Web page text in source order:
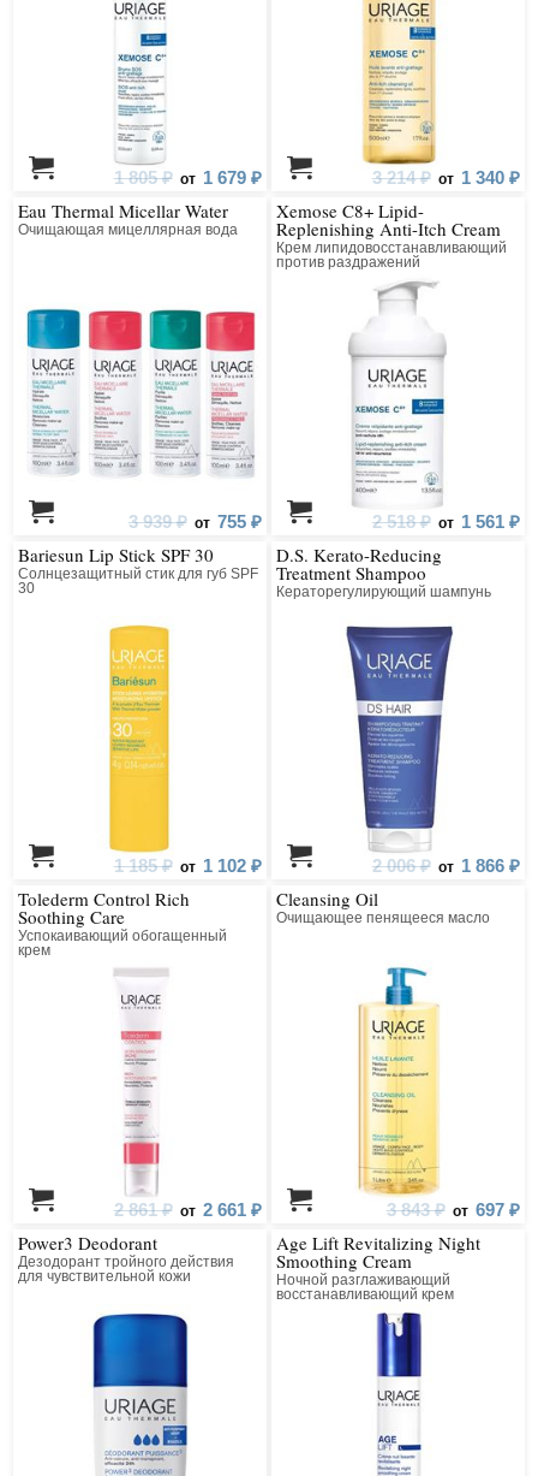
1 805 ₽ от 1 679 ₽ 3 214 ₽ от 1 340 ₽
Eau Thermal Micellar Water
Очищающая мицеллярная вода
3 939 ₽ от 755 ₽
Xemose C8+ Lipid-
Replenishing Anti-Itch Cream
Крем липидовосстанавливающий
против раздражений
2 518 ₽ от 1 561 ₽
Bariesun Lip Stick SPF 30
Солнцезащитный стик для губ SPF
30
1 185 ₽ от 1 102 ₽
D.S. Kerato-Reducing
Treatment Shampoo
Кераторегулирующий шампунь
2 006 ₽ от 1 866 ₽
Tolederm Control Rich
Soothing Care
Успокаивающий обогащенный
крем
2 861 ₽ от 2 661 ₽
Cleansing Oil
Очищающее пенящееся масло
3 843 ₽ от 697 ₽
Power3 Deodorant
Дезодорант тройного действия
для чувствительной кожи
Age Lift Revitalizing Night
Smoothing Cream
Ночной разглаживающий
восстанавливающий крем